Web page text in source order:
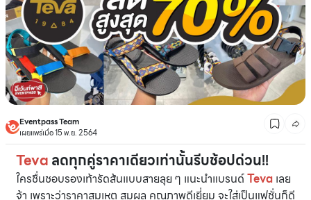
Eventpass Team
เผยแพร่เมื่อ 15 พ.ย. 2564
Tevaลดทุกคู่ราคาเดียวเท่านั้นรีบช้อปด่วน!!
ใครชื่นชอบรองเท้ารัดส้นแบบสายลุย ๆ แนะนำแบรนด์Teva เลย
จ้า เพราะว่าราคาสมเหตุ สมผล คุณภาพดีเยี่ยม จะใส่เป็นแฟชั่นก็ดี